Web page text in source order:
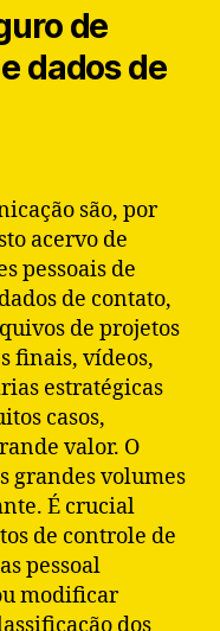
de
dados de
são, por
acervo de
pessoais de
de contato,
de projetos
finais, vídeos,
estratégicas
casos,
valor. O
grandes volumes
É crucial
de controle de
pessoal
modificar